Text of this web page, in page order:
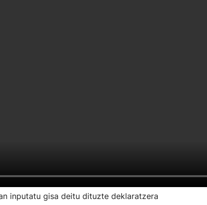
inputatu gisa deitu dituzte deklaratzera